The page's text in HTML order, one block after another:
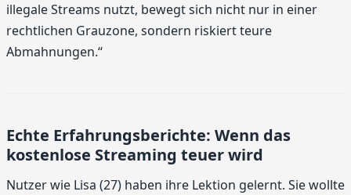
illegale Streams nutzt, bewegt sich nicht nur in einer
rechtlichen Grauzone, sondern riskiert teure
Abmahnungen.“
Echte Erfahrungsberichte: Wenn das
kostenlose Streaming teuer wird
Nutzer wie Lisa (27) haben ihre Lektion gelernt. Sie wollte